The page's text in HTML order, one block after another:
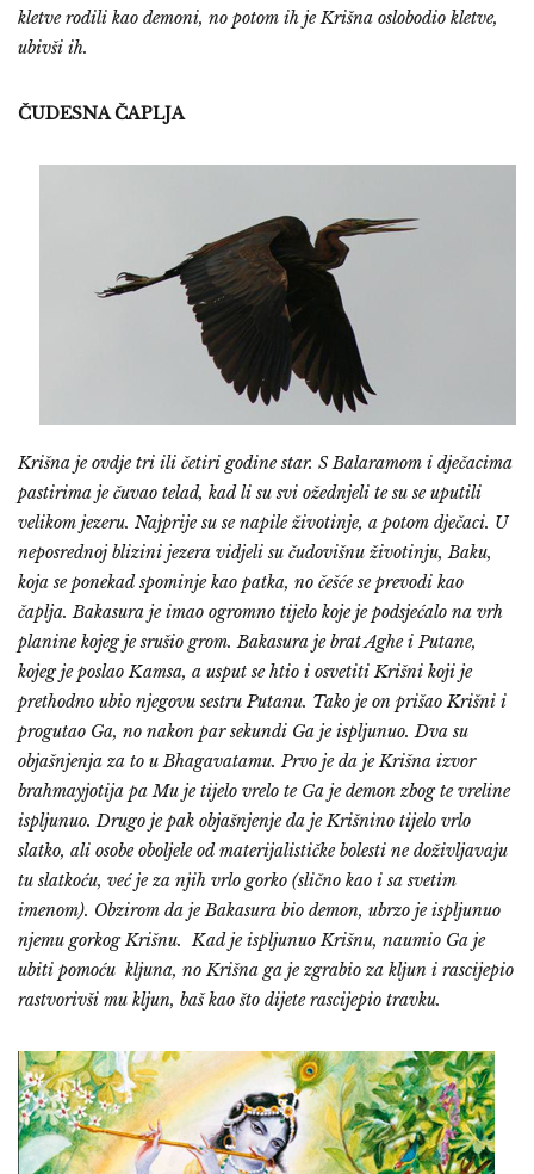
kletve rodili kao demoni, no potom ih je Krišna oslobodio kletve,
ubivši ih.
ČUDESNA ČAPLJA
Krišna je ovdje tri ili četiri godine star. S Balaramom i dječacima
pastirima je čuvao telad, kad li su svi ožednjeli te su se uputili
velikom jezeru. Najprije su se napile životinje, a potom dječaci. U
neposrednoj blizini jezera vidjeli su čudovišnu životinju, Baku,
koja se ponekad spominje kao patka, no češće se prevodi kao
čaplja. Bakasura je imao ogromno tijelo koje je podsjećalo na vrh
planine kojeg je srušio grom. Bakasura je brat Aghe i Putane,
kojeg je poslao Kamsa, a usput se htio i osvetiti Krišni koji je
prethodno ubio njegovu sestru Putanu. Tako je on prišao Krišni i
progutao Ga, no nakon par sekundi Ga je ispljunuo. Dva su
objašnjenja za to u Bhagavatamu. Prvo je da je Krišna izvor
brahmayjotija pa Mu je tijelo vrelo te Ga je demon zbog te vreline
ispljunuo. Drugo je pak objašnjenje da je Krišnino tijelo vrlo
slatko, ali osobe oboljele od materijalističke bolesti ne doživljavaju
tu slatkoću, već je za njih vrlo gorko (slično kao i sa svetim
imenom). Obzirom da je Bakasura bio demon, ubrzo je ispljunuo
njemu gorkog Krišnu. Kad je ispljunuo Krišnu, naumio Ga je
ubiti pomoću kljuna, no Krišna ga je zgrabio za kljun i rascijepio
rastvorivši mu kljun, baš kao što dijete rascijepio travku.